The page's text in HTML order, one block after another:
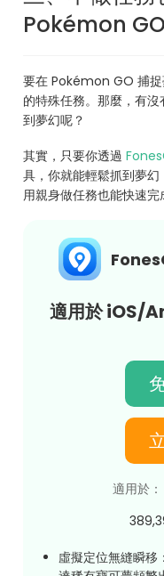
Pokémon
要在 Pokémon GO 捕捉
的特殊任務。那麼，有
到夢幻呢？
其實，只要你透過
具，你就能輕鬆抓到夢
用親身做任務也能快速
適用於 iOS/
適用於：
虛擬定位無縫瞬移